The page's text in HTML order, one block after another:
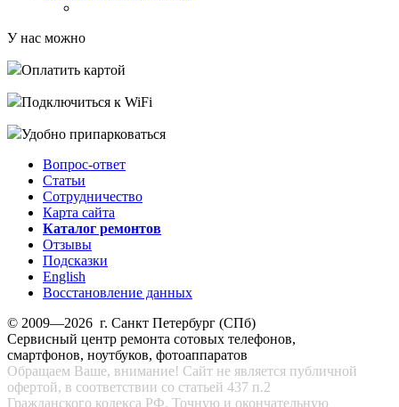
У нас можно
Оплатить картой
Подключиться к WiFi
Удобно припарковаться
Вопрос-ответ
Статьи
Сотрудничество
Карта сайта
Каталог ремонтов
Отзывы
Подсказки
English
Восстановление данных
© 2009—2026 г. Санкт Петербург (СПб)
Сервисный центр ремонта сотовых телефонов,
смартфонов, ноутбуков, фотоаппаратов
Обращаем Ваше, внимание! Сайт не является публичной
офертой, в соответствии со статьей 437 п.2
Гражданского кодекса РФ. Точную и окончательную